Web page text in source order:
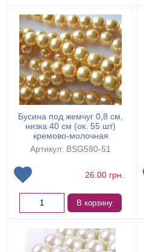
Бусина под жемчуг 0,8 см,
низка 40 см (ок. 55 шт)
кремово-молочная
Артикул: BSG580-51
26.00 грн.
В корзину